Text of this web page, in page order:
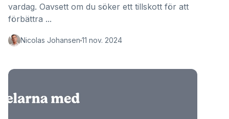
vardag. Oavsett om du söker ett tillskott för att
förbättra ...
Nicolas Johansen 11 nov. 2024